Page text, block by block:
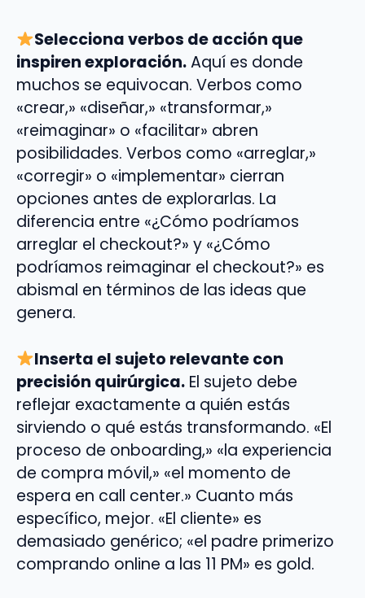
Selecciona verbos de acción que
inspiren exploración.Aquí es donde
muchos se equivocan. Verbos como
«crear,» «diseñar,» «transformar,»
«reimaginar» o «facilitar» abren
posibilidades. Verbos como «arreglar,»
«corregir» o «implementar» cierran
opciones antes de explorarlas. La
diferencia entre «¿Cómo podríamos
arreglar el checkout?» y «¿Cómo
podríamos reimaginar el checkout?» es
abismal en términos de las ideas que
genera.
Inserta el sujeto relevante con
precisión quirúrgica. El sujeto debe
reflejar exactamente a quién estás
sirviendo o qué estás transformando. «El
proceso de onboarding,» «la experiencia
de compra móvil,» «el momento de
espera en call center.» Cuanto más
específico, mejor. «El cliente» es
demasiado genérico; «el padre primerizo
comprando online a las 11 PM» es gold.